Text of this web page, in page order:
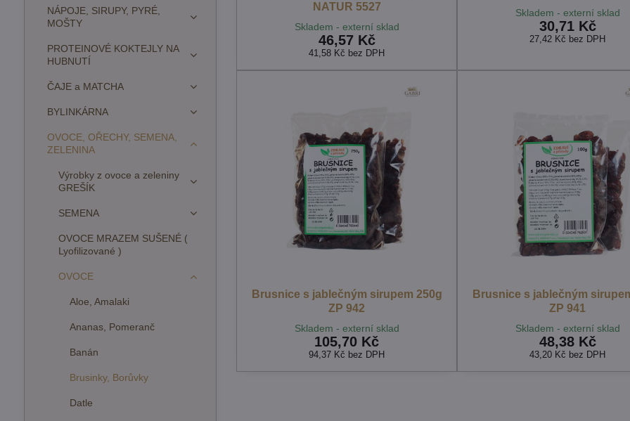
NATUR 5527
Skladem - externí sklad
46,57 Kč
41,58 Kč bez DPH
Skladem - externí sklad
30,71 Kč
27,42 Kč bez DPH
Brusnice s jablečným sirupem 250g
ZP 942
Skladem - externí sklad
105,70 Kč
94,37 Kč bez DPH
Brusnice s jablečným
ZP 941
Skladem - externí sklad
48,38 Kč
43,20 Kč bez DPH
NÁPOJE, SIRUPY, PYRÉ,
MOŠTY
PROTEINOVÉ KOKTEJLY NA
HUBNUTÍ
ČAJE a MATCHA
BYLINKÁRNA
OVOCE, OŘECHY, SEMENA,
ZELENINA
Výrobky z ovoce a zeleniny
GREŠÍK
SEMENA
OVOCE MRAZEM SUŠENÉ (
Lyofilizované )
OVOCE
Aloe, Amalaki
Ananas, Pomeranč
Banán
Brusinky, Borůvky
Datle